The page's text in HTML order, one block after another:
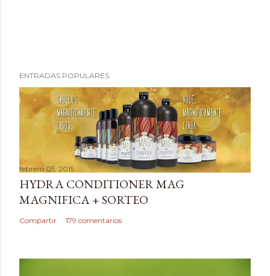
u
b
a
r
u
n
c
ENTRADAS POPULARES
febrero 05, 2015
HYDRA CONDITIONER MAG
MAGNIFICA + SORTEO
Compartir 179 comentarios